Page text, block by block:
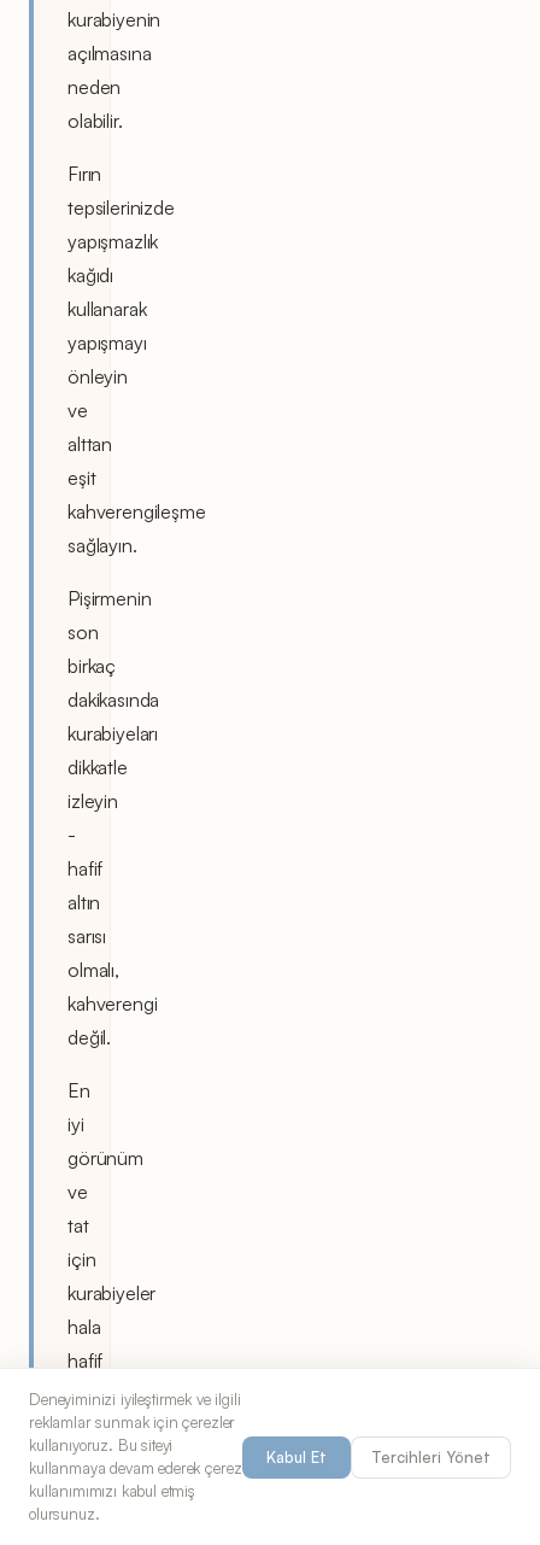
kurabiyenin
açılmasına
neden
olabilir.
Fırın
tepsilerinizde
yapışmazlık
kağıdı
kullanarak
yapışmayı
önleyin
ve
alttan
eşit
kahverengileşme
sağlayın.
Pişirmenin
son
birkaç
dakikasında
kurabiyeları
dikkatle
izleyin
-
hafif
altın
sarısı
olmalı,
kahverengi
değil.
En
iyi
görünüm
ve
tat
için
kurabiyeler
hala
hafif
sıcakken
pudra
şekeriyle
serpin.
Deneyiminizi iyileştirmek ve ilgili
reklamlar sunmak için çerezler
kullanıyoruz. Bu siteyi
kullanmaya devam ederek çerez
kullanımımızı kabul etmiş
olursunuz.
Kabul Et Tercihleri Yönet